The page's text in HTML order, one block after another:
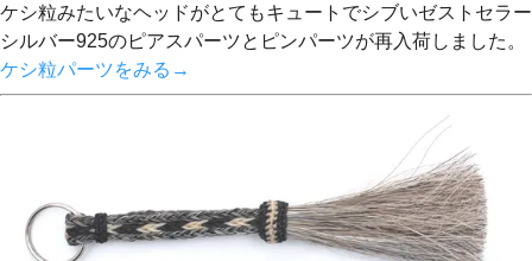
ケシ粒みたいなヘッドがとてもキュートでシブいゼストセラー
シルバー925のピアスパーツとピンパーツが再入荷しました。
ケシ粒パーツをみる→